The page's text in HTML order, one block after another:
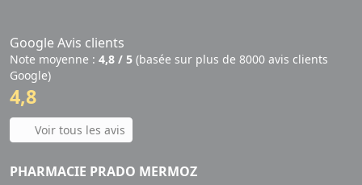
Google Avis clients
Note moyenne : 4,8 / 5 (basée sur plus de 8000 avis clients
Google)
4,8
Voir tous les avis
PHARMACIE PRADO MERMOZ